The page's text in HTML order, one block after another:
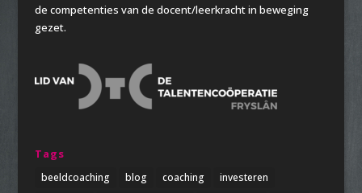
de competenties van de docent/leerkracht in beweging
gezet.
Tags
beeldcoaching blog coaching
investeren